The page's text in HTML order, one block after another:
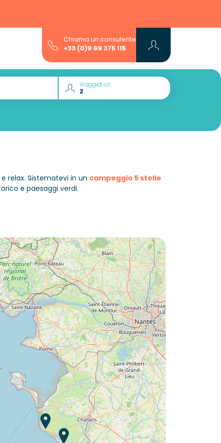
Chiama un consulente
+33 (0)9 69 375 115
Viaggiatori
relax. Sistematevi in un campeggio 5 stelle
e paesaggi verdi.
Volete scoprire :
Campeggio Le Petit Bois ?
Scoprire